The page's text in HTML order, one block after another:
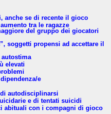
anche se di recente il gioco
tra le ragazze
del gruppo dei giocatori
soggetti propensi ad accettare il
elevati
e
autodisciplinarsi
e di tentati suicidi
abituali con i compagni di gioco